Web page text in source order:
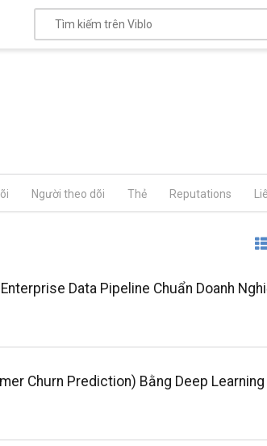
Người theo dõi Thẻ Reputations
Data Pipeline Chuẩn Doanh
Churn Prediction) Bằng Deep Learning